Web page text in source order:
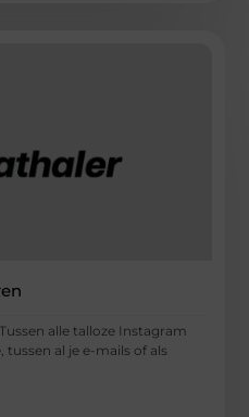
alle talloze Instagram
tussen al je e-mails of als